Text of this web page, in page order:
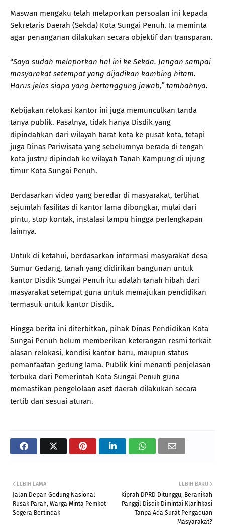
Maswan mengaku telah melaporkan persoalan ini kepada
Sekretaris Daerah (Sekda) Kota Sungai Penuh. Ia meminta
agar penanganan dilakukan secara objektif dan transparan.
“Saya sudah melaporkan hal ini ke Sekda. Jangan sampai
masyarakat setempat yang dijadikan kambing hitam.
Harus jelas siapa yang bertanggung jawab,” tambahnya.
Kebijakan relokasi kantor ini juga memunculkan tanda
tanya publik. Pasalnya, tidak hanya Disdik yang
dipindahkan dari wilayah barat kota ke pusat kota, tetapi
juga Dinas Pariwisata yang sebelumnya berada di tengah
kota justru dipindah ke wilayah Tanah Kampung di ujung
timur Kota Sungai Penuh.
Berdasarkan video yang beredar di masyarakat, terlihat
sejumlah fasilitas di kantor lama dibongkar, mulai dari
pintu, stop kontak, instalasi lampu hingga perlengkapan
lainnya.
Untuk di ketahui, berdasarkan informasi masyarakat desa
Sumur Gedang, tanah yang didirikan bangunan untuk
kantor Disdik Sungai Penuh itu adalah tanah hibah dari
masyarakat setempat guna untuk memajukan pendidikan
termasuk untuk kantor Disdik.
Hingga berita ini diterbitkan, pihak Dinas Pendidikan Kota
Sungai Penuh belum memberikan keterangan resmi terkait
alasan relokasi, kondisi kantor baru, maupun status
pemanfaatan gedung lama. Publik kini menanti penjelasan
terbuka dari Pemerintah Kota Sungai Penuh guna
memastikan pengelolaan aset daerah dilakukan secara
tertib dan sesuai aturan.
LEBIH BARU
Kiprah DPRD Ditunggu, Beranikah
Panggil Disdik Dimintai Klarifikasi
Tanpa Ada Surat Pengaduan
Masyarakat?
LEBIH LAMA
Jalan Depan Gedung Nasional
Rusak Parah, Warga Minta Pemkot
Segera Bertindak